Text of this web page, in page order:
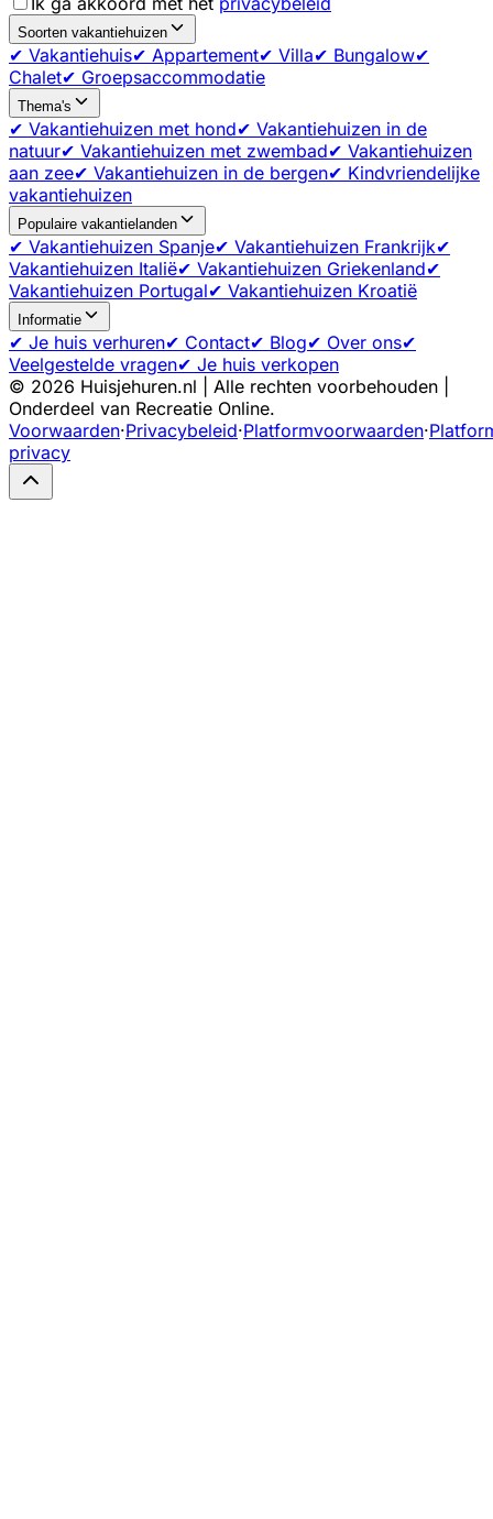
Soorten vakantiehuizen
✔ Vakantiehuis✔ Appartement✔ Villa✔ Bungalow✔
Chalet✔ Groepsaccommodatie
Thema's
✔ Vakantiehuizen met hond✔ Vakantiehuizen in de
natuur✔ Vakantiehuizen met zwembad✔ Vakantiehuizen
aan zee✔ Vakantiehuizen in de bergen✔ Kindvriendelijke
vakantiehuizen
Populaire vakantielanden
✔ Vakantiehuizen Spanje✔ Vakantiehuizen Frankrijk✔
Vakantiehuizen Italië✔ Vakantiehuizen Griekenland✔
Vakantiehuizen Portugal✔ Vakantiehuizen Kroatië
Informatie
✔ Je huis verhuren✔ Contact✔ Blog✔ Over ons✔
Veelgestelde vragen✔ Je huis verkopen
© 2026 Huisjehuren.nl | Alle rechten voorbehouden |
Onderdeel van Recreatie Online.
Voorwaarden·Privacybeleid·Platformvoorwaarden·
privacy